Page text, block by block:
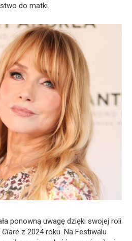
do matki.
ponowną uwagę dzięki swojej roli
z 2024 roku. Na Festiwalu